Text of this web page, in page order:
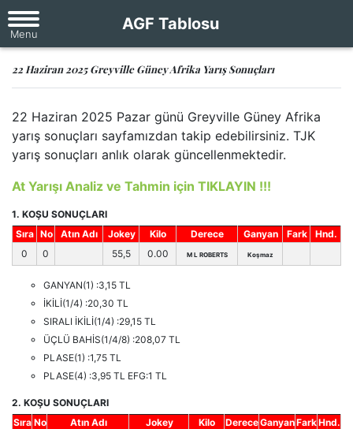
AGF Tablosu
22 Haziran 2025 Greyville Güney Afrika Yarış Sonuçları
22 Haziran 2025 Pazar günü Greyville Güney Afrika
yarış sonuçları sayfamızdan takip edebilirsiniz. TJK
yarış sonuçları anlık olarak güncellenmektedir.
At Yarışı Analiz ve Tahmin için TIKLAYIN !!!
1. KOŞU SONUÇLARI
Sıra No Atın Adı Jokey Kilo Derece Ganyan Fark
Hnd.
0
0 55,5 0.00 M L ROBERTS Koşmaz
GANYAN(1) :3,15 TL
İKİLİ(1/4) :20,30 TL
SIRALI İKİLİ(1/4) :29,15 TL
ÜÇLÜ BAHİS(1/4/8) :208,07 TL
PLASE(1) :1,75 TL
PLASE(4) :3,95 TL EFG:1 TL
2. KOŞU SONUÇLARI
Sıra No Atın Adı Jokey Kilo DereceGanyanFarkHnd.